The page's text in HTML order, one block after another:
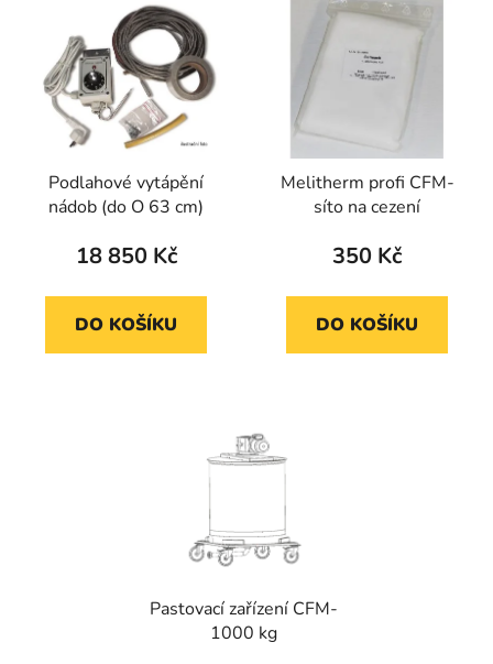
Podlahové vytápění
nádob (do O 63 cm)
18 850 Kč
DO KOŠÍKU
Melitherm profi CFM-
síto na cezení
350 Kč
DO KOŠÍKU
Pastovací zařízení CFM-
1000 kg